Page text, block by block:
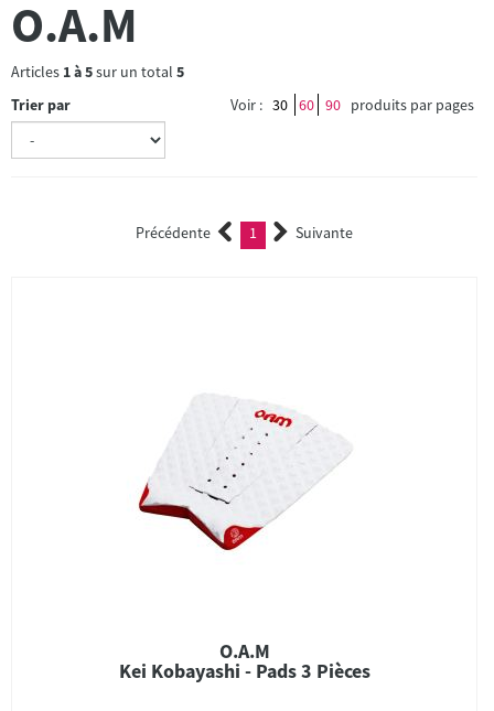
O.A.M
Articles 1à5sur un total 5
Trier par
Voir : 30 60 90 produits par pages
Précédente 1 (current)Suivante
O.A.M
Kei Kobayashi - Pads 3 Pièces